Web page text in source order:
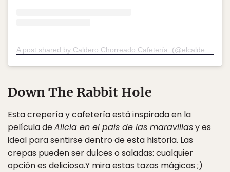
Down The Rabbit Hole
Esta crepería y cafetería está inspirada en la
película deAlicia en el país de las maravillasy es
ideal para sentirse dentro de esta historia. Las
crepas pueden ser dulces o saladas: cualquier
opción es deliciosa.Y mira estas tazas mágicas ;)